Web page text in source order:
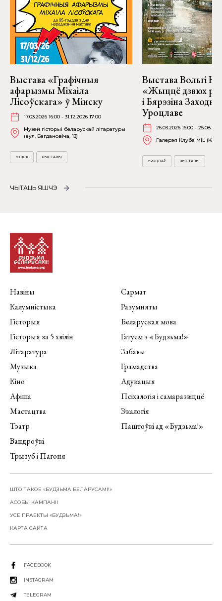
Выстава «Графічныя
афарызмы Міхаіла
Лісоўскага» ў Мінску
17.03.2026 16:00 - 31.12.2026 17:00
Музей гісторыі беларускай літаратуры
(вул. Багдановіча, 13)
МІНСК ВЫСТАВЫ
Выстава Вольгі
«Жыццё дзвюх
і Бярэзіна
Уроцлаве
26.03.2026 16:00 -
Галерэя Клуба MiL
УРОЦЛАЎ ВЫСТАВЫ
ЧЫТАЦЬ ЯШЧЭ
Навіны
Калумністыка
Гісторыя
Гісторыя за 5 хвілін
Літаратура
Музыка
Кіно
Афіша
Мастацтва
Тэатр
Вандроўкі
Трызуб і Пагоня
Сармат
Разумняты
Беларуская мова
Гатуем з «Будзьма!»
Забавы
Грамадства
Адукацыя
Псіхалогія і самаразвіццё
Экалогія
Паштоўкі ад «Будзьма!»
ШТО ТАКОЕ «БУДЗЬМА БЕЛАРУСАМІ!»
АСОБЫ КАМПАНІІ
УСЕ ПРАЕКТЫ «БУДЗЬМА!»
КАРТА САЙТА
FACEBOOK
INSTAGRAM
TELEGRAM